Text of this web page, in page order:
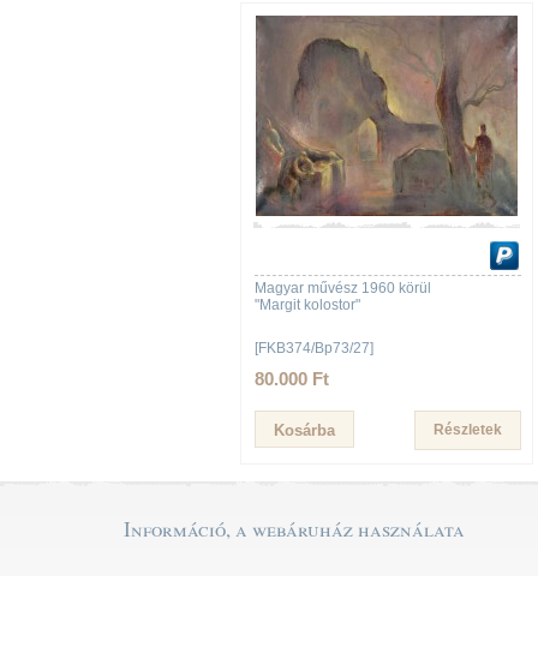
Magyar művész 1960 körül
"Margit kolostor"
[FKB374/Bp73/27]
80.000 Ft
Részletek
Információ, a webáruház használata